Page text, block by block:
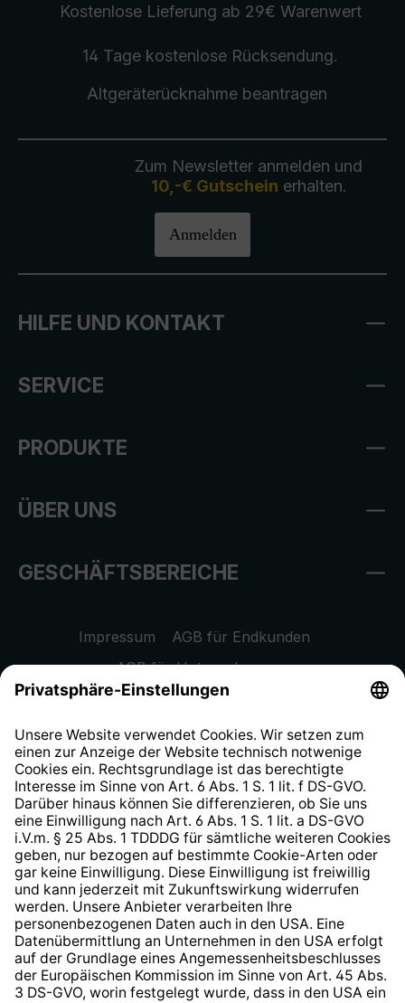
Kostenlose Lieferung ab 29€ Warenwert
14 Tage kostenlose Rücksendung.
Altgeräterücknahmebeantragen
Zum Newsletter anmelden und
10,-€ Gutschein erhalten.
Anmelden
HILFE UND KONTAKT
SERVICE
PRODUKTE
ÜBER UNS
GESCHÄFTSBEREICHE
Impressum
AGB für Endkunden
AGB für Unternehmen
Datenschutzhinweis
Widerrufsrecht
Hinweisgeberschutzsystem
Barrierefreiheit